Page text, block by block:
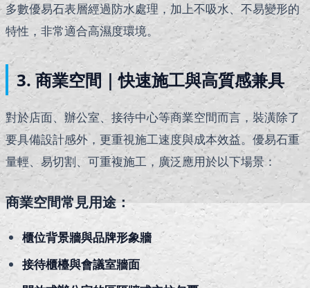
多數優易石表層經過防水處理，加上不吸水、不易變形的
特性，非常適合高濕度環境。
3. 商業空間｜快速施工與高質感兼具
對於店面、辦公室、接待中心等商業空間而言，裝潢除了
要具備設計感外，更重視施工速度與成本效益。優易石重
量輕、易切割、可重複施工，廣泛應用於以下場景：
商業空間常見用途：
櫃位背景牆與品牌形象牆
接待櫃檯與會議室牆面